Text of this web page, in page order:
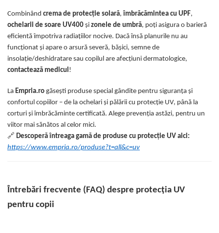
Combinând crema de protecție solară, îmbrăcămintea cu UPF,
ochelarii de soare UV400 și zonele de umbră, poți asigura o barieră
eficientă împotriva radiațiilor nocive. Dacă însă planurile nu au
funcționat și apare o arsură severă, bășici, semne de
insolație/deshidratare sau copilul are afecțiuni dermatologice,
contactează medicul !
La Empria.ro găsești produse special gândite pentru siguranța și
confortul copiilor – de la ochelari și pălării cu protecție UV, până la
corturi și îmbrăcăminte certificată. Alege prevenția astăzi, pentru un
viitor mai sănătos al celor mici.
🔗 Descoperă întreaga gamă de produse cu protecție UV aici:
https://www.empria.ro/produse?t=all&c=uv
Întrebări frecvente (FAQ) despre protecția UV
pentru copii